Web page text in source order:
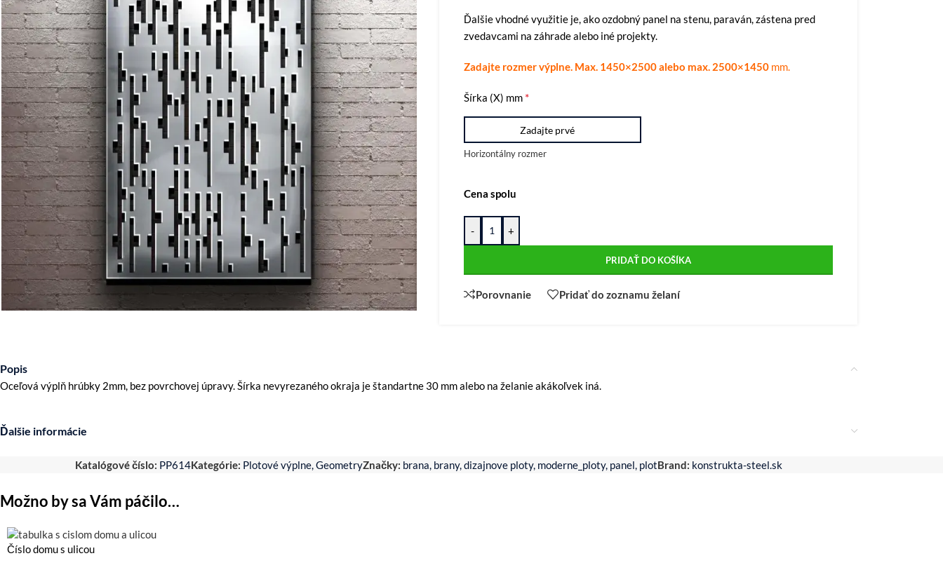
Ďalšie vhodné využitie je, ako ozdobný panel na stenu, paraván, zástena pred
zvedavcami na záhrade alebo iné projekty.
Zadajte rozmer výplne. Max. 1450×2500 alebo max. 2500×1450mm.
Šírka (X) mm *
Horizontálny rozmer
Cena spolu
- +
PRIDAŤ DO KOŠÍKA
Porovnanie Pridať do zoznamu želaní
Popis
Oceľová výplň hrúbky 2mm, bez povrchovej úpravy. Šírka nevyrezaného okraja je štandartne 30 mm alebo na želanie akákoľvek iná.
Ďalšie informácie
Katalógové číslo: PP614Kategórie: Plotové výplne,GeometryZnačky: brana, brany,dizajnove ploty, moderne_ploty, panel, plotBrand: konstrukta-steel.sk
Možno by sa Vám páčilo…
Číslo domu s ulicou